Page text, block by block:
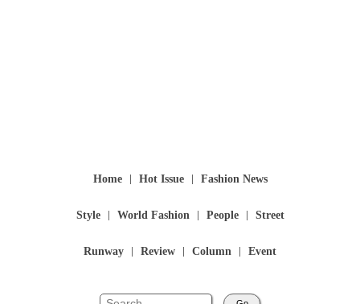
Home Hot Issue Fashion News
Style World Fashion People Street
Runway Review Column Event